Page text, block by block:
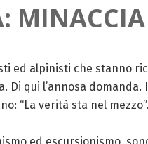
ed alpinisti che stanno
qui l’annosa
“La verità sta nel mezzo”.